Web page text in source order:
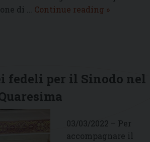
di … Continue reading Cammino
»
fedeli per il Sinodo nel
03/03/2022 – Per
accompagnare il